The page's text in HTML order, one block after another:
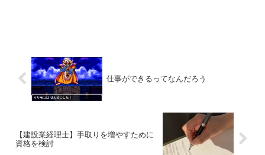
仕事ができるってなんだろう
【建設業経理士】手取りを増やすために
資格を検討